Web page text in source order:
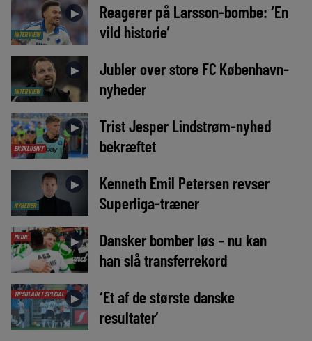
INTERVIEW
►
Reagerer på Larsson-bombe: ‘En
vild historie’
INTERVIEW
►
Jubler over store FC København-
nyheder
EKSKLUSIVT
►
Trist Jesper Lindstrøm-nyhed
bekræftet
NYHEDER
►
Kenneth Emil Petersen revser
Superliga-træner
MEDIE ►
Dansker bomber løs – nu kan
han slå transferrekord
TIPSBLADET SPECIAL ►
‘Et af de største danske
resultater’